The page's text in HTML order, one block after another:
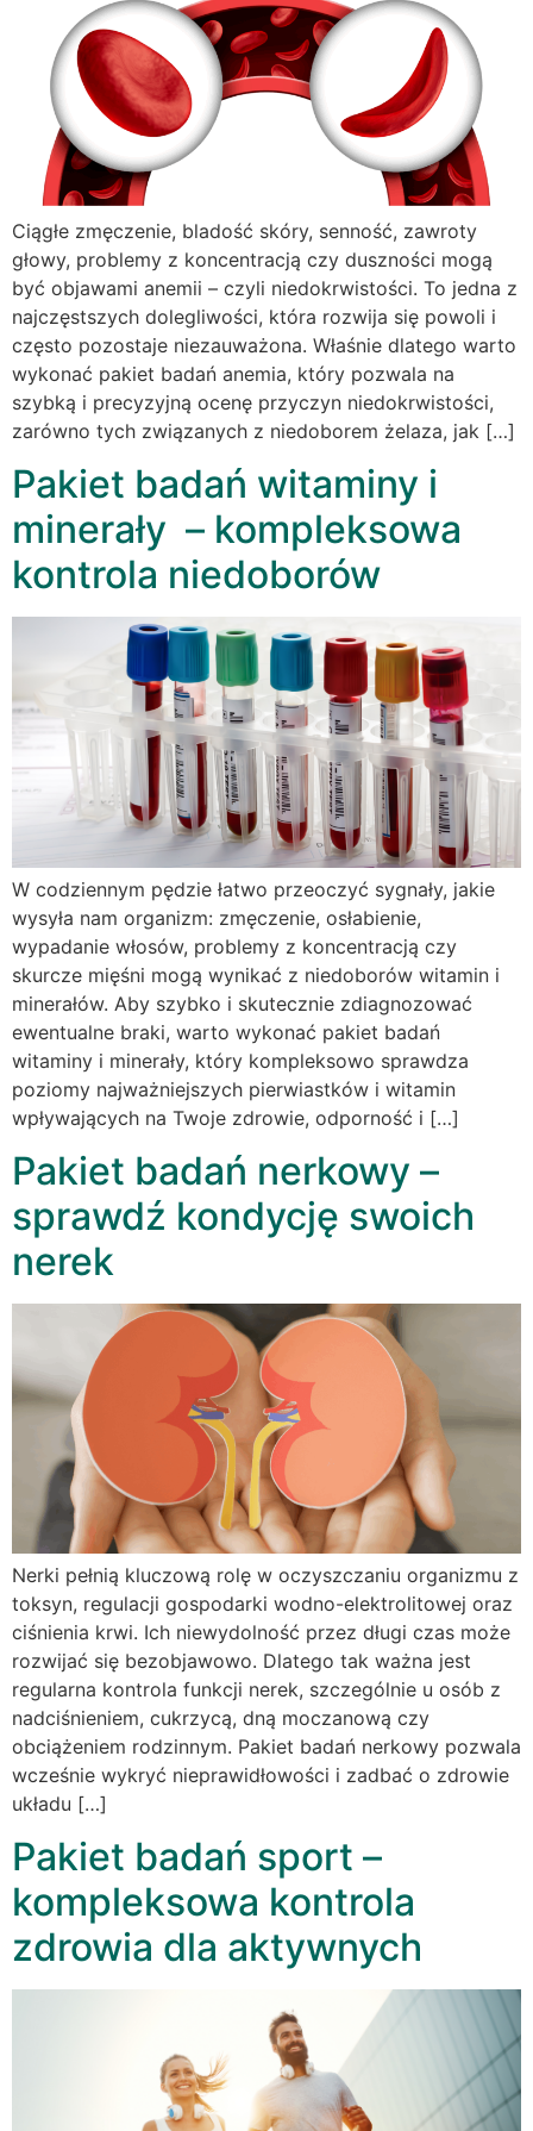
Ciągłe zmęczenie, bladość skóry, senność, zawroty
głowy, problemy z koncentracją czy duszności mogą
być objawami anemii – czyli niedokrwistości. To jedna z
najczęstszych dolegliwości, która rozwija się powoli i
często pozostaje niezauważona. Właśnie dlatego warto
wykonać pakiet badań anemia, który pozwala na
szybką i precyzyjną ocenę przyczyn niedokrwistości,
zarówno tych związanych z niedoborem żelaza, jak […]
Pakiet badań witaminy i
minerały – kompleksowa
kontrola niedoborów
W codziennym pędzie łatwo przeoczyć sygnały, jakie
wysyła nam organizm: zmęczenie, osłabienie,
wypadanie włosów, problemy z koncentracją czy
skurcze mięśni mogą wynikać z niedoborów witamin i
minerałów. Aby szybko i skutecznie zdiagnozować
ewentualne braki, warto wykonać pakiet badań
witaminy i minerały, który kompleksowo sprawdza
poziomy najważniejszych pierwiastków i witamin
wpływających na Twoje zdrowie, odporność i […]
Pakiet badań nerkowy –
sprawdź kondycję swoich
nerek
Nerki pełnią kluczową rolę w oczyszczaniu organizmu z
toksyn, regulacji gospodarki wodno-elektrolitowej oraz
ciśnienia krwi. Ich niewydolność przez długi czas może
rozwijać się bezobjawowo. Dlatego tak ważna jest
regularna kontrola funkcji nerek, szczególnie u osób z
nadciśnieniem, cukrzycą, dną moczanową czy
obciążeniem rodzinnym. Pakiet badań nerkowy pozwala
wcześnie wykryć nieprawidłowości i zadbać o zdrowie
układu […]
Pakiet badań sport –
kompleksowa kontrola
zdrowia dla aktywnych